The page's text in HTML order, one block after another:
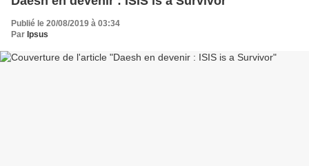
Publié le 20/08/2019 à 03:34
Par Ipsus